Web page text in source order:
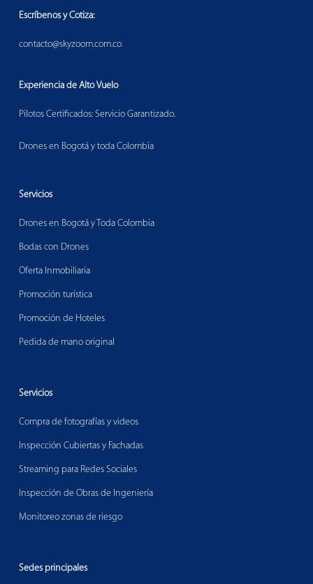
Escríbenos y Cotiza:
contacto@skyzoom.com.co
Experiencia de Alto Vuelo
Pilotos Certificados: Servicio Garantizado.
Drones en Bogotá y toda Colombia
Servicios
Drones en Bogotá y Toda Colombia
Bodas con Drones
Oferta Inmobiliaria
Promoción turística
Promoción de Hoteles
Pedida de mano original
Servicios
Compra de fotografías y videos
Inspección Cubiertas y Fachadas
Streaming para Redes Sociales
Inspección de Obras de Ingeniería
Monitoreo zonas de riesgo
Sedes principales